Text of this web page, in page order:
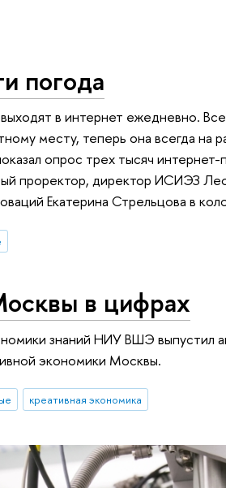
погода
в интернет ежедневно.
месту, теперь она всегда на
опрос трех тысяч
проректор, директор ИСИЭЗ
Екатерина Стрельцова в
в цифрах
знаний НИУ ВШЭ выпустил
экономики Москвы.
креативная экономика